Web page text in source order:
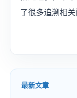
了很多追溯相
最新文章